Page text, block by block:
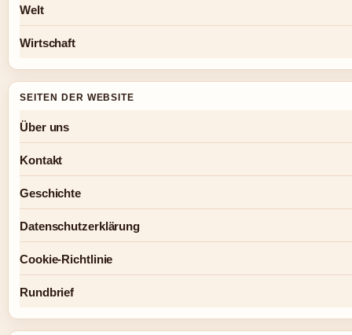
Welt
Wirtschaft
SEITEN DER WEBSITE
Über uns
Kontakt
Geschichte
Datenschutzerklärung
Cookie-Richtlinie
Rundbrief